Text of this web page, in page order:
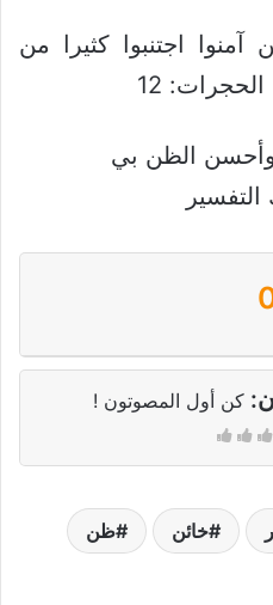
آمنوا اجتنبوا كثيرا من
12
الظن بي
التفسير
كن أول المصوتون !
خائن ظن